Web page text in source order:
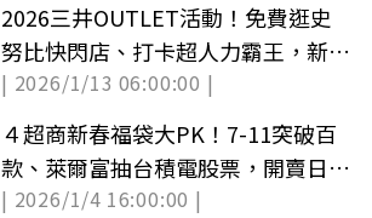
2026三井OUTLET活動！免費逛史
努比快閃店、打卡超人力霸王，新年
營業時間曝
| 2026/1/13 06:00:00 |
４超商新春福袋大PK！7-11突破百
款、萊爾富抽台積電股票，開賣日、
價格款式
| 2026/1/4 16:00:00 |